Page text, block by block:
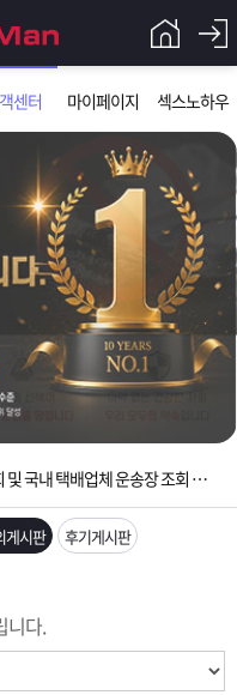
센터 마이페이지 섹스노하우
입금확인이 안되는 상황을 대비해 꼭 입금후 고객센터 연락바랍니다.
휴무 안내
[운송장번호 조회법]배송조회 및 국내 택배업체 운송장 조회 하는법
가능합니다.
입금확인이 안되는 상황을 대비해 꼭 입금후 고객센터 연락바랍니다.
게시판 후기게시판
니다.